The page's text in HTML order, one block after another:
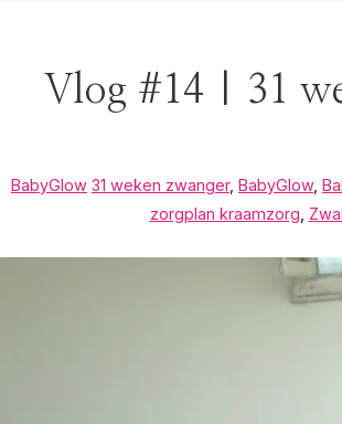
Vlog #14 | 31
BabyGlow 31 weken zwanger, BabyGlow,
zorgplan kraamzorg